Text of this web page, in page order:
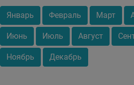
Январь Февраль Март
Июнь Июль Август
Ноябрь Декабрь